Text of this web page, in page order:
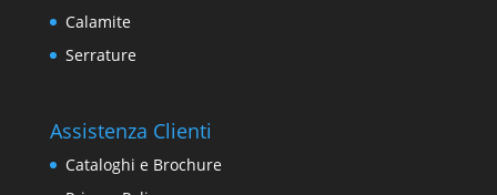
Calamite
Serrature
Assistenza Clienti
Cataloghi e Brochure